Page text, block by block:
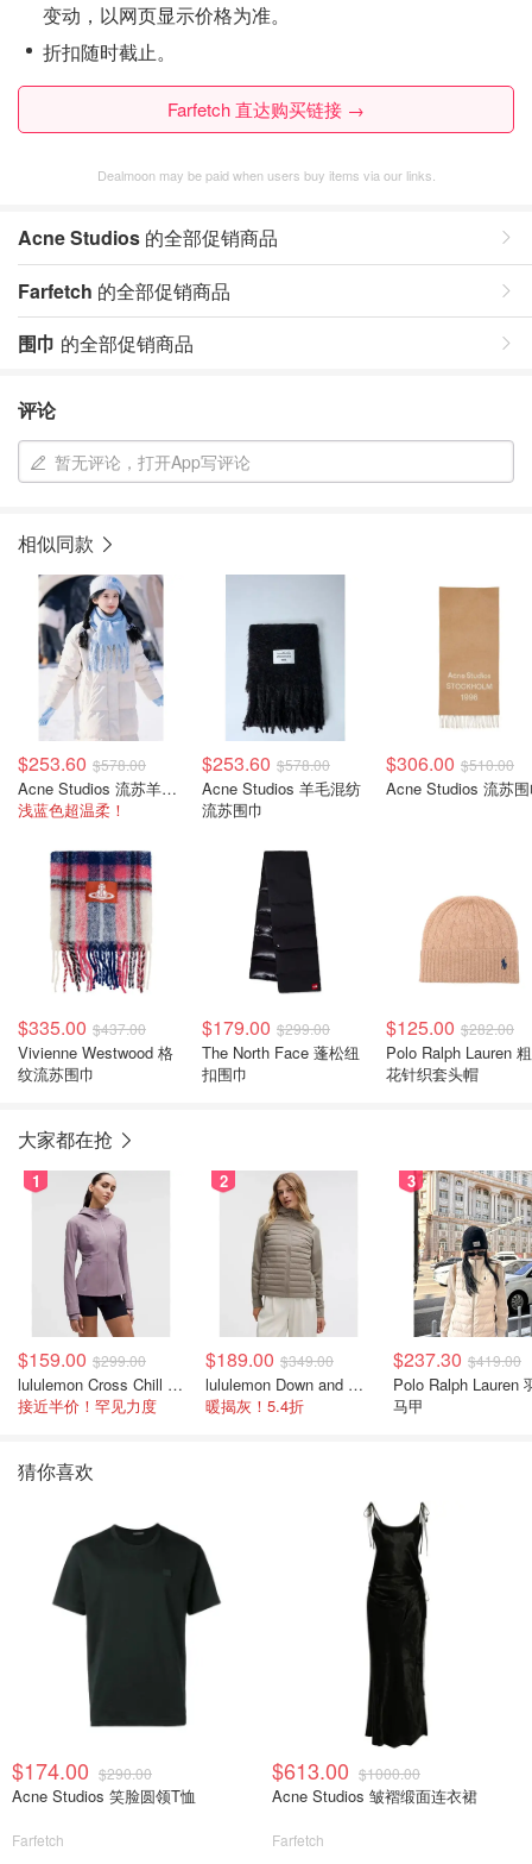
变动，以网页显示价格为准。
折扣随时截止。
Farfetch 直达购买链接 →
Dealmoon may be paid when users buy items via our links.
Acne Studios 的全部促销商品
Farfetch 的全部促销商品
围巾 的全部促销商品
评论
暂无评论，打开App写评论
相似同款
$253.60 $578.00
Acne Studios 流苏羊毛混纺围巾
浅蓝色超温柔！
$253.60 $578.00
Acne Studios 羊毛混纺
流苏围巾
$306.00 $510.00
Acne Studios 流苏
$335.00 $437.00
Vivienne Westwood 格
纹流苏围巾
$179.00 $299.00
The North Face 蓬松纽
扣围巾
$125.00 $282.00
Polo Ralph Lauren
花针织套头帽
大家都在抢
1
$159.00 $299.00
lululemon Cross Chill 女士运动外套
接近半价！罕见力度
2
$189.00 $349.00
lululemon Down and Around 羽绒夹克
暖揭灰！5.4折
3
$237.30 $419.00
Polo Ralph Lauren
马甲
猜你喜欢
$174.00 $290.00
Acne Studios 笑脸圆领T恤
Farfetch
$613.00 $1000.00
Acne Studios 皱褶缎面连衣裙
Farfetch